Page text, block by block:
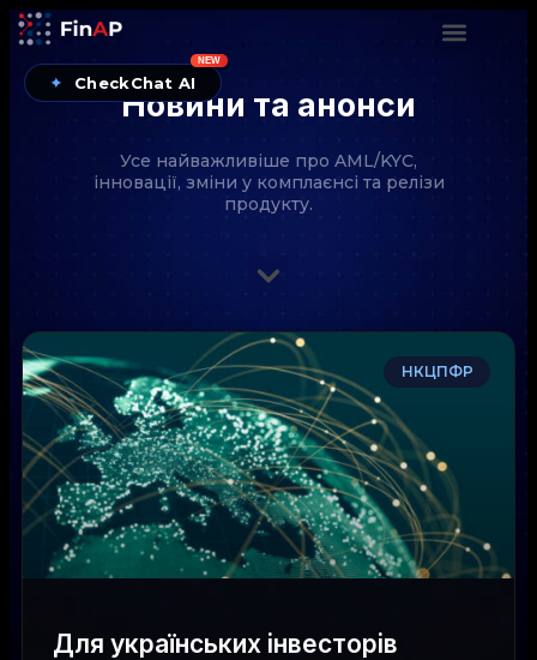
✦ CheckChat AI
NEW
Новини та анонси
Усе найважливіше про AML/KYC,
інновації, зміни у комплаєнсі та релізи
продукту.
НКЦПФР
Для українських інвесторів